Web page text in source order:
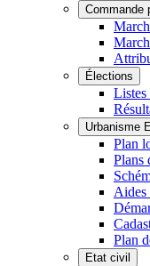
Commande
Élections
Listes
Urbanisme
Plan
Plans
Aides
Plan
Etat civil